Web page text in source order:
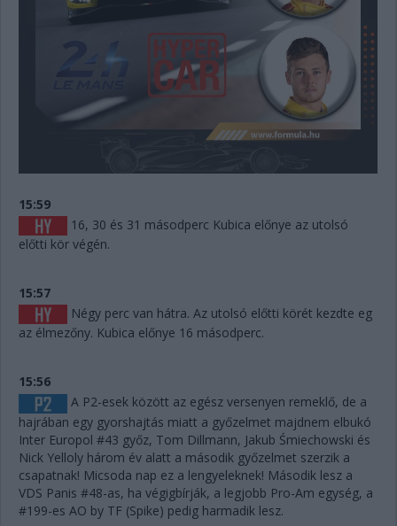
15:59
16, 30 és 31 másodperc Kubica előnye az utolsó
előtti kör végén.
15:57
Négy perc van hátra. Az utolsó előtti körét kezdte eg
az élmezőny. Kubica előnye 16 másodperc.
15:56
A P2-esek között az egész versenyen remeklő, de a
hajrában egy gyorshajtás miatt a győzelmet majdnem elbukó
Inter Europol #43 győz, Tom Dillmann, Jakub Śmiechowski és
Nick Yelloly három év alatt a második győzelmet szerzik a
csapatnak! Micsoda nap ez a lengyeleknek! Második lesz a
VDS Panis #48-as, ha végigbírják, a legjobb Pro-Am egység, a
#199-es AO by TF (Spike) pedig harmadik lesz.